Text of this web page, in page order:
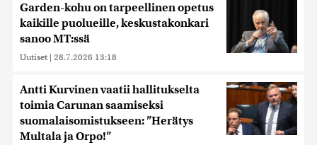
Garden-kohu on tarpeellinen opetus
kaikille puolueille, keskustakonkari
sanoo MT:ssä
Uutiset | 28.7.2026 13:18
Antti Kurvinen vaatii hallitukselta
toimia Carunan saamiseksi
suomalaisomistukseen: ”Herätys
Multala ja Orpo!”